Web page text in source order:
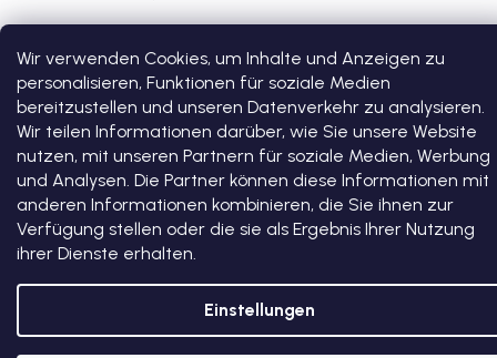
Wir verwenden Cookies, um Inhalte und Anzeigen zu
personalisieren, Funktionen für soziale Medien
bereitzustellen und unseren Datenverkehr zu analysieren.
Wir teilen Informationen darüber, wie Sie unsere Website
nutzen, mit unseren Partnern für soziale Medien, Werbung
und Analysen. Die Partner können diese Informationen mit
anderen Informationen kombinieren, die Sie ihnen zur
Verfügung stellen oder die sie als Ergebnis Ihrer Nutzung
ihrer Dienste erhalten.
Einstellungen